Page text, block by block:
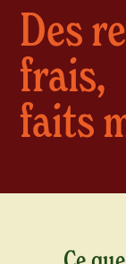
Des
frais,
faits